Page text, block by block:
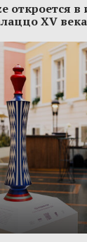
откроется
XV века